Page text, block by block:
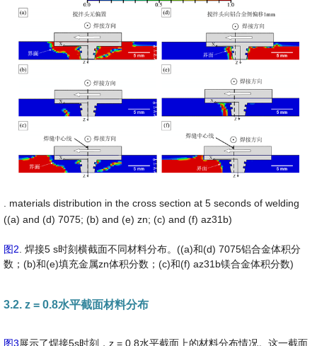
. materials distribution in the cross section at 5 seconds of welding
((a) and (d) 7075; (b) and (e) zn; (c) and (f) az31b)
图2. 焊接5 s时刻横截面不同材料分布。((a)和(d) 7075铝合金体积分
数；(b)和(e)填充金属zn体积分数；(c)和(f) az31b镁合金体积分数)
3.2. z = 0.8水平截面材料分布
图3展示了焊接5s时刻，z = 0.8水平截面上的材料分布情况。这一截面